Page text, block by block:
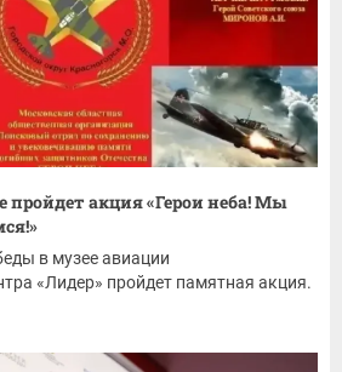
пройдет акция «Герои неба! Мы
в музее авиации
«Лидер» пройдет памятная акция.